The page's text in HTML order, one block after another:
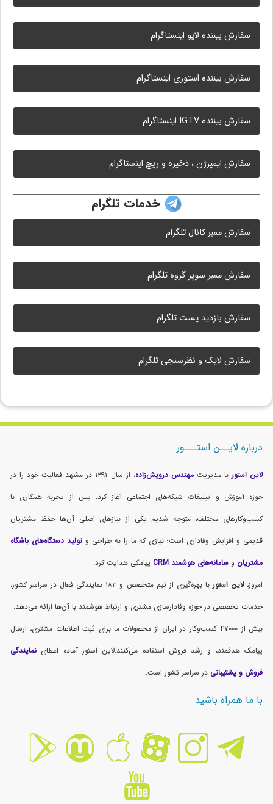
سفارش بیننده لایو اینستاگرام
سفارش بیننده استوری اینستاگرام
سفارش بیننده IGTV اینستاگرام
سفارش ایمپرژن ، ذخیره و ریچ اینستاگرام
خدمات تلگرام
سفارش ممبر کانال تلگرام
سفارش ممبر سوپر گروه تلگرام
سفارش بازدید پست تلگرام
سفارش لایک و نظرسنجی تلگرام